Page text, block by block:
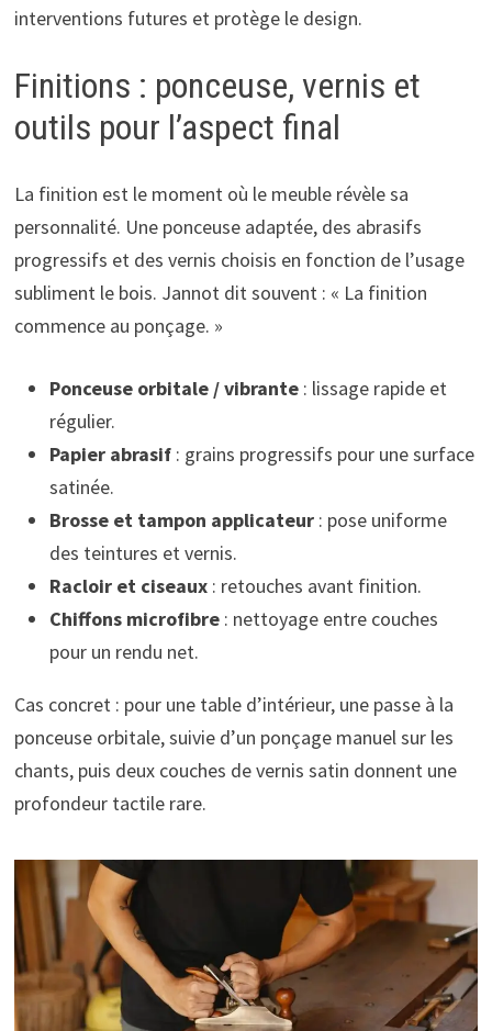
interventions futures et protège le design.
Finitions : ponceuse, vernis et
outils pour l’aspect final
La finition est le moment où le meuble révèle sa
personnalité. Une ponceuse adaptée, des abrasifs
progressifs et des vernis choisis en fonction de l’usage
subliment le bois. Jannot dit souvent : « La finition
commence au ponçage. »
Ponceuse orbitale / vibrante: lissage rapide et
régulier.
Papier abrasif: grains progressifs pour une surface
satinée.
Brosse et tampon applicateur: pose uniforme
des teintures et vernis.
Racloir et ciseaux: retouches avant finition.
Chiffons microfibre: nettoyage entre couches
pour un rendu net.
Cas concret : pour une table d’intérieur, une passe à la
ponceuse orbitale, suivie d’un ponçage manuel sur les
chants, puis deux couches de vernis satin donnent une
profondeur tactile rare.